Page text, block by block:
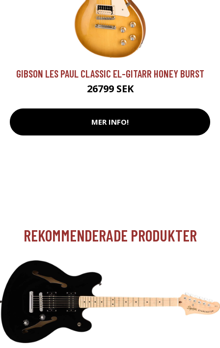
GIBSON LES PAUL CLASSIC EL-GITARR HONEY BURST
26799 SEK
MER INFO!
REKOMMENDERADE PRODUKTER